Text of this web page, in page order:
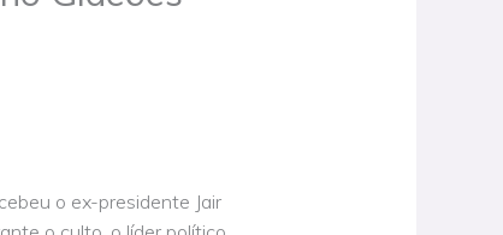
o ex-presidente Jair